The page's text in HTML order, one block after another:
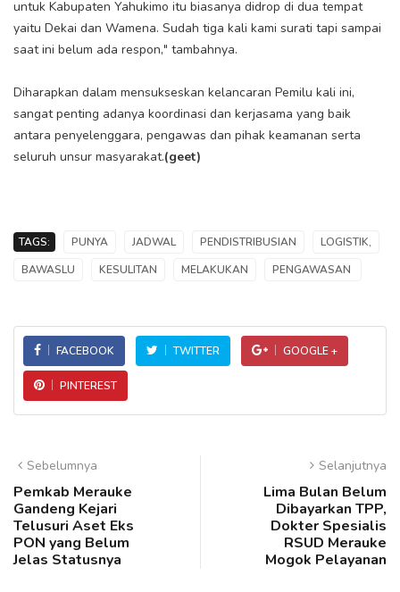
untuk Kabupaten Yahukimo itu biasanya didrop di dua tempat
yaitu Dekai dan Wamena. Sudah tiga kali kami surati tapi sampai
saat ini belum ada respon," tambahnya.
Diharapkan dalam mensukseskan kelancaran Pemilu kali ini,
sangat penting adanya koordinasi dan kerjasama yang baik
antara penyelenggara, pengawas dan pihak keamanan serta
seluruh unsur masyarakat.(geet)
TAGS: PUNYA JADWAL PENDISTRIBUSIAN
LOGISTIK,
BAWASLU
KESULITAN MELAKUKAN PENGAWASAN
FACEBOOK TWITTER GOOGLE +
PINTEREST
Sebelumnya
Pemkab Merauke
Gandeng Kejari
Telusuri Aset Eks
PON yang Belum
Jelas Statusnya
Selanjutnya
Lima Bulan Belum
Dibayarkan TPP,
Dokter Spesialis
RSUD Merauke
Mogok Pelayanan